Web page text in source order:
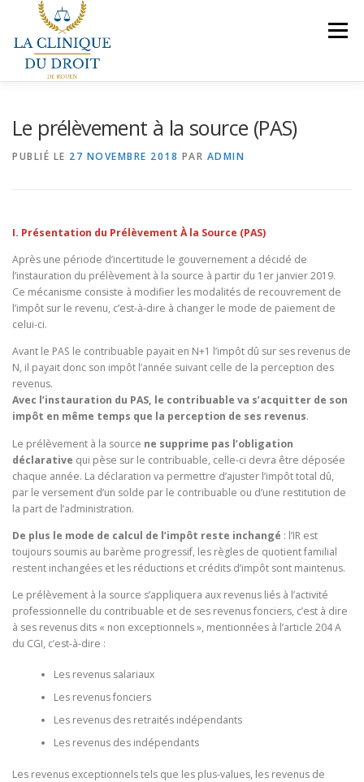
contenu
Menu
NOUS REJOINDRE
Le prélèvement à la source (PAS)
PUBLIÉ LE 27 NOVEMBRE 2018 PAR ADMIN
I. Présentation du Prélèvement À la Source (PAS)
Après une période d’incertitude le gouvernement a décidé de
l’instauration du prélèvement à la source à partir du 1er janvier 2019.
Ce mécanisme consiste à modifier les modalités de recouvrement de
l’impôt sur le revenu, c’est-à-dire à changer le mode de paiement de
celui-ci.
Avant le PAS le contribuable payait en N+1 l’impôt dû sur ses revenus de
N, il payait donc son impôt l’année suivant celle de la perception des
revenus.
Avec l’instauration du PAS, le contribuable va s’acquitter de son
impôt en même temps que la perception de ses revenus.
Le prélèvement à la source ne supprime pas l’obligation
déclarative qui pèse sur le contribuable, celle-ci devra être déposée
chaque année. La déclaration va permettre d’ajuster l’impôt total dû,
par le versement d’un solde par le contribuable ou d’une restitution de
la part de l’administration.
De plus le mode de calcul de l’impôt reste inchangé : l’IR est
toujours soumis au barème progressif, les règles de quotient familial
restent inchangées et les réductions et crédits d’impôt sont maintenus.
Le prélèvement à la source s’appliquera aux revenus liés à l’activité
professionnelle du contribuable et de ses revenus fonciers, c’est à dire
à ses revenus dits « non exceptionnels », mentionnées à l’article 204 A
du CGI, c’est-à-dire :
Les revenus salariaux
Les revenus fonciers
Les revenus des retraités indépendants
Les revenus des indépendants
Les revenus exceptionnels tels que les plus-values, les revenus de